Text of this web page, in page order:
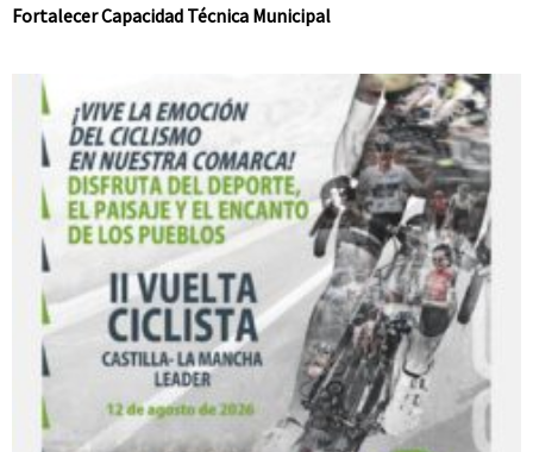
Fortalecer Capacidad Técnica Municipal